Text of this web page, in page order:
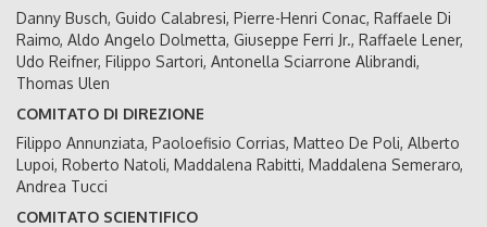
Danny Busch, Guido Calabresi, Pierre-Henri Conac, Raffaele Di
Raimo, Aldo Angelo Dolmetta, Giuseppe Ferri Jr., Raffaele Lener,
Udo Reifner, Filippo Sartori, Antonella Sciarrone Alibrandi,
Thomas Ulen
COMITATO DI DIREZIONE
Filippo Annunziata, Paoloefisio Corrias, Matteo De Poli, Alberto
Lupoi, Roberto Natoli, Maddalena Rabitti, Maddalena Semeraro,
Andrea Tucci
COMITATO SCIENTIFICO